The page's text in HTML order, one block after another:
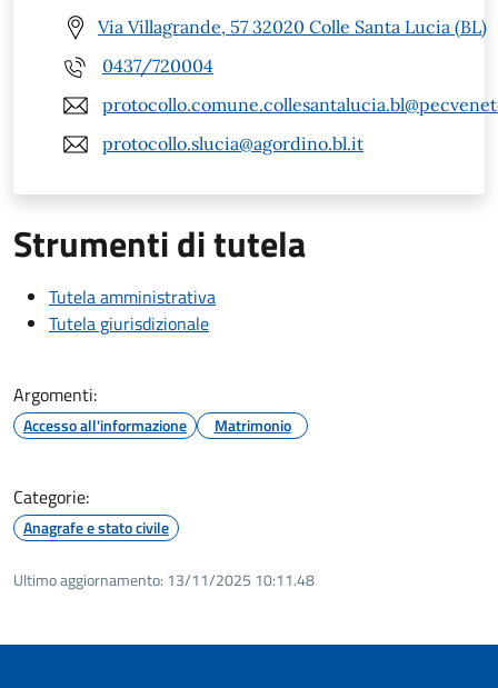
Via Villagrande, 57 32020 Colle Santa Lucia (BL)
0437/720004
protocollo.slucia@agordino.bl.it
Strumenti di tutela
Tutela amministrativa
Tutela giurisdizionale
Argomenti:
Accesso all'informazione Matrimonio
Categorie:
Anagrafe e stato civile
Ultimo aggiornamento: 13/11/2025 10:11.48